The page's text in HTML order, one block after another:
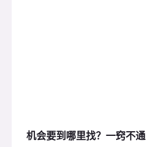
机会要到哪里找？一窍不通